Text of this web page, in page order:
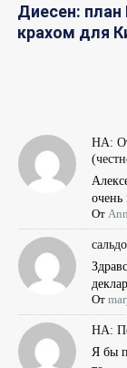
Диесен:
крахом для
НА:
очень
От
От
НА:
Я бы